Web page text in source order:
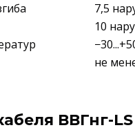
7,5
10
не
ВВГнг-LS